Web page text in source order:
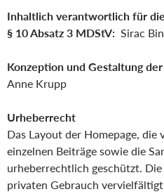
Inhaltlich verantwortlich für
§ 10 Absatz 3 MDStV: Sirac
Konzeption und Gestaltung
Anne Krupp
Urheberrecht
Das Layout der Homepage,
einzelnen Beiträge sowie die
urheberrechtlich geschützt.
privaten Gebrauch